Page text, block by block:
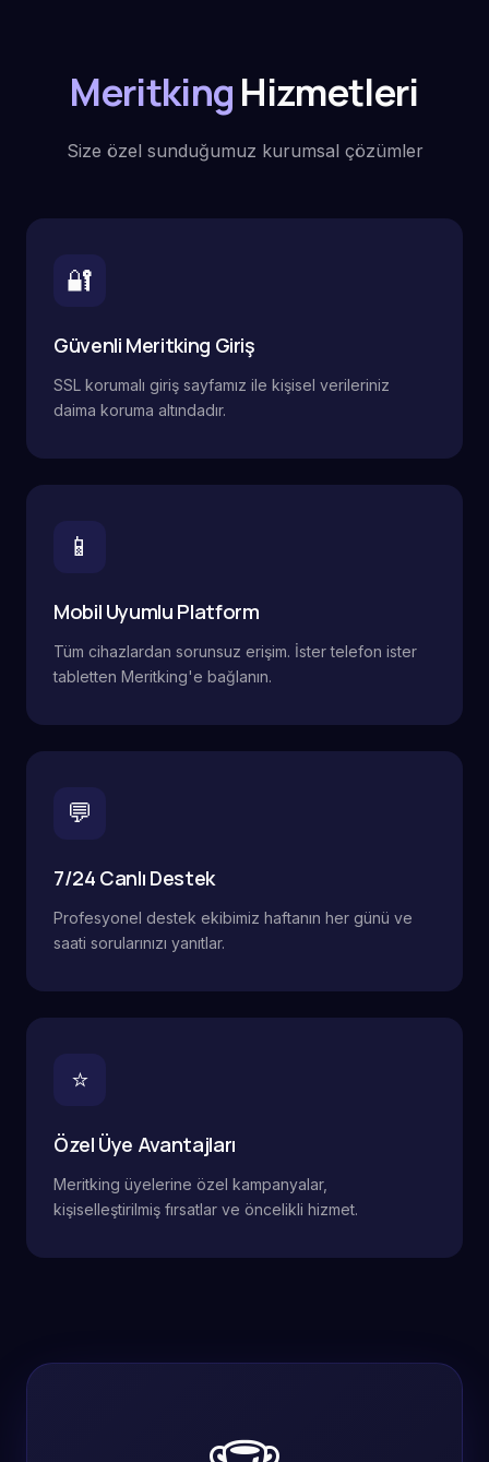
MeritkingHizmetleri
Size özel sunduğumuz kurumsal çözümler
🔐
Güvenli Meritking Giriş
SSL korumalı giriş sayfamız ile kişisel verileriniz
daima koruma altındadır.
📱
Mobil Uyumlu Platform
Tüm cihazlardan sorunsuz erişim. İster telefon ister
tabletten Meritking'e bağlanın.
💬
7/24 Canlı Destek
Profesyonel destek ekibimiz haftanın her günü ve
saati sorularınızı yanıtlar.
⭐
Özel Üye Avantajları
Meritking üyelerine özel kampanyalar,
kişiselleştirilmiş fırsatlar ve öncelikli hizmet.